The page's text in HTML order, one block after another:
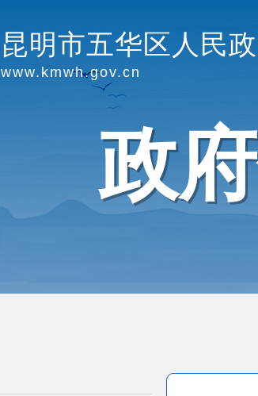
昆明市五华区人民
www.kmwh.gov.cn
政